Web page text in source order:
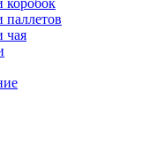
коробок
паллетов
чая